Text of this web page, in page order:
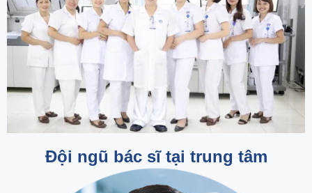
Đội ngũ bác sĩ tại trung tâm